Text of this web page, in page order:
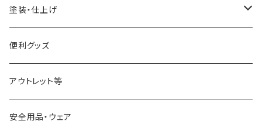
フォスナービット
ストレートドリル
塗装・仕上げ
サンディング用品
便利グッズ
アウトレット等
安全用品・ウェア